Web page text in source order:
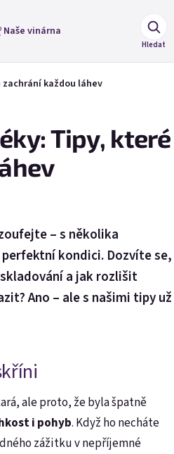
Naše vinárna
Hledat
každou láhev
Tipy, které
– s několika
kondici. Dozvíte se,
a jak rozlišit
Ano – ale s našimi tipy už
ale proto, že byla špatně
i pohyb. Když ho necháte
zážitku v nepříjemné